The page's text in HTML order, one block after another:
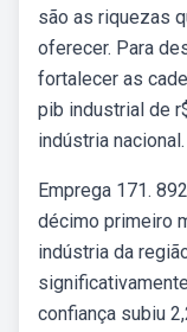
são as riquezas
oferecer. Para
fortalecer as
pib industrial de
indústria nacional.
Emprega 171.
décimo primeiro
indústria da
confiança subiu